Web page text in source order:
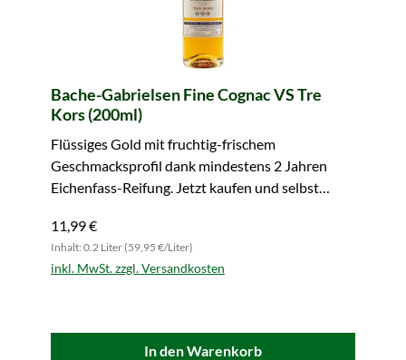
Bache-Gabrielsen Fine Cognac VS Tre
Kors (200ml)
Flüssiges Gold mit fruchtig-frischem
Geschmacksprofil dank mindestens 2 Jahren
Eichenfass-Reifung. Jetzt kaufen und selbst
11,99 €
Inhalt: 0.2 Liter (59,95 €/Liter)
inkl. MwSt. zzgl. Versandkosten
In den Warenkorb